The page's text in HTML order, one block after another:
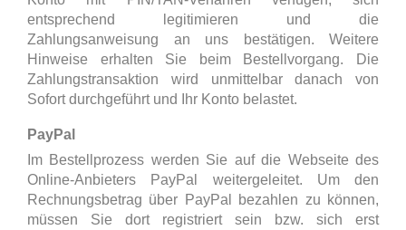
entsprechend legitimieren und die
Zahlungsanweisung an uns bestätigen. Weitere
Hinweise erhalten Sie beim Bestellvorgang. Die
Zahlungstransaktion wird unmittelbar danach von
Sofort durchgeführt und Ihr Konto belastet.
PayPal
Im Bestellprozess werden Sie auf die Webseite des
Online-Anbieters PayPal weitergeleitet. Um den
Rechnungsbetrag über PayPal bezahlen zu können,
müssen Sie dort registriert sein bzw. sich erst